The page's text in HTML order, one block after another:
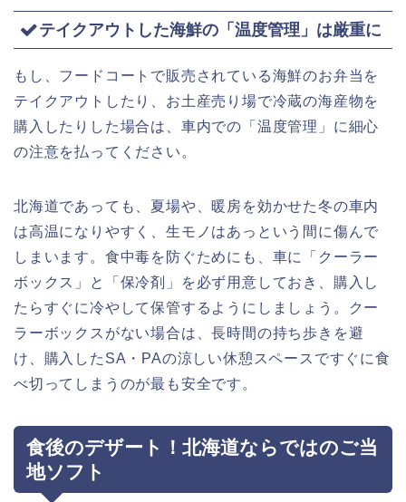
テイクアウトした海鮮の「温度管理」は厳重に
もし、フードコートで販売されている海鮮のお弁当を
テイクアウトしたり、お土産売り場で冷蔵の海産物を
購入したりした場合は、車内での「温度管理」に細心
の注意を払ってください。
北海道であっても、夏場や、暖房を効かせた冬の車内
は高温になりやすく、生モノはあっという間に傷んで
しまいます。食中毒を防ぐためにも、車に「クーラー
ボックス」と「保冷剤」を必ず用意しておき、購入し
たらすぐに冷やして保管するようにしましょう。クー
ラーボックスがない場合は、長時間の持ち歩きを避
け、購入したSA・PAの涼しい休憩スペースですぐに食
べ切ってしまうのが最も安全です。
食後のデザート！北海道ならではのご当
地ソフト